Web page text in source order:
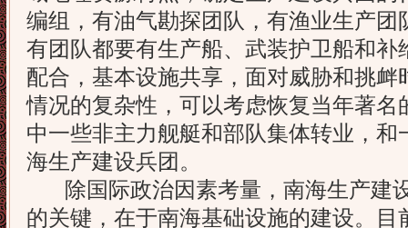
编组，有油气勘探团队，有渔业生产团
有团队都要有生产船、武装护卫船和补
配合，基本设施共享，面对威胁和挑
情况的复杂性，可以考虑恢复当年著名
中一些非主力舰艇和部队集体转业，
海生产建设兵团。
除国际政治因素考量，南海生产建
的关键，在于南海基础设施的建设。